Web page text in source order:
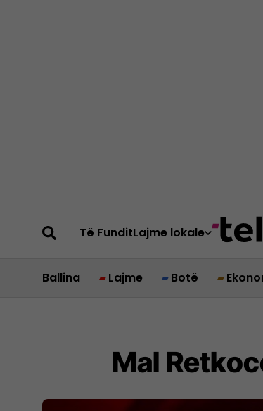
Të FunditLajme lokale
Ballina Lajme Botë
Mal